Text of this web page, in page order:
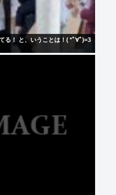
る！ と、いうことは！( *ﾟ∀ﾟ)=3